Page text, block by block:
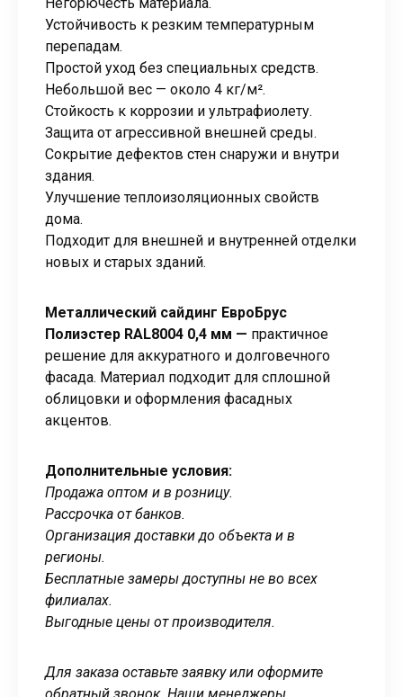
Устойчивость к резким температурным
перепадам.
Простой уход без специальных средств.
Небольшой вес — около 4 кг/м².
Стойкость к коррозии и ультрафиолету.
Защита от агрессивной внешней среды.
Сокрытие дефектов стен снаружи и внутри
здания.
Улучшение теплоизоляционных свойств
дома.
Подходит для внешней и внутренней отделки
новых и старых зданий.
Металлический сайдинг ЕвроБрус
Полиэстер RAL8004 0,4 мм — практичное
решение для аккуратного и долговечного
фасада. Материал подходит для сплошной
облицовки и оформления фасадных
акцентов.
Дополнительные условия:
Продажа оптом и в розницу.
Рассрочка от банков.
Организация доставки до объекта и в
регионы.
Бесплатные замеры доступны не во всех
филиалах.
Выгодные цены от производителя.
Для заказа оставьте заявку или оформите